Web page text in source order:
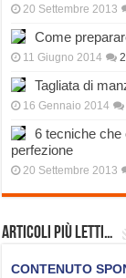
20 Settembre 2013
Come
11 Giugno 2014 2
Tagliata di
16 Gennaio 2014
6 tecniche che
perfezione
20 Settembre 2013
Articoli più Letti…